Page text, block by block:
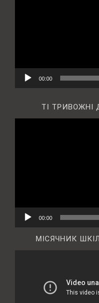
00:00
ТІ ТРИВОЖНІ
00:00
МІСЯЧНИК